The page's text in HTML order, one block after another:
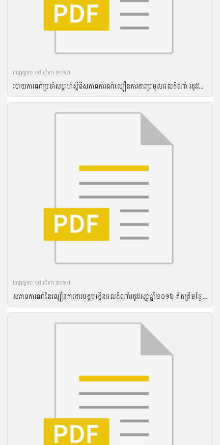
ចេញ​ផ្សាយ​ ១៨ សីហា ២០១៧
របាយការណ៍ប្រចាំសប្តាហ៍ស្តីពីសភាពការណ៍ល្បឿនការងារប្រមូលផលដំណាំ រដូវវស្សា ឆ្នាំ២០១៦ និងល្បឿនការងារបង្កបង្កើនផលដំណាំរដូវប្រាំងឆ្នាំ ២០១៦
ចេញ​ផ្សាយ​ ១៨ សីហា ២០១៧
សភាពការណ៍នៃល្បឿនការងារបង្កបង្កើនផលដំណាំរដូវវស្សាឆ្នាំ២០១៦ គិតត្រឹមថ្ងៃទី២៤ ខែសីហា ឆ្នាំ២០១៦